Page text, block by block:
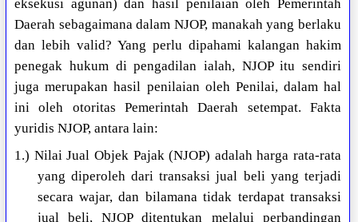
eksekusi agunan) dan hasil penilaian oleh Pemerintah
Daerah sebagaimana dalam NJOP, manakah yang berlaku
dan lebih valid? Yang perlu dipahami kalangan hakim
penegak hukum di pengadilan ialah, NJOP itu sendiri
juga merupakan hasil penilaian oleh Penilai, dalam hal
ini oleh otoritas Pemerintah Daerah setempat. Fakta
yuridis NJOP, antara lain:
1.) Nilai Jual Objek Pajak (NJOP) adalah harga rata-rata
yang diperoleh dari transaksi jual beli yang terjadi
secara wajar, dan bilamana tidak terdapat transaksi
jual beli, NJOP ditentukan melalui perbandingan